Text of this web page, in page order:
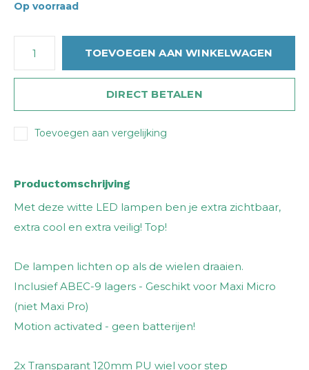
Op voorraad
TOEVOEGEN AAN WINKELWAGEN
DIRECT BETALEN
Toevoegen aan vergelijking
Productomschrijving
Met deze witte LED lampen ben je extra zichtbaar,
extra cool en extra veilig! Top!
De lampen lichten op als de wielen draaien.
Inclusief ABEC-9 lagers - Geschikt voor Maxi Micro
(niet Maxi Pro)
Motion activated - geen batterijen!
2x Transparant 120mm PU wiel voor step